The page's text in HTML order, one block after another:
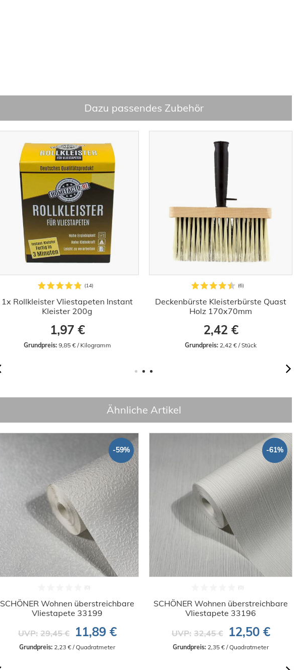
Dazu passendes Zubehör
1x Rollkleister Vliestapeten Instant
Kleister 200g
1,97 €
Grundpreis: 9,85 € / Kilogramm
Deckenbürste Kleisterbürste Quast
Holz 170x70mm
2,42 €
Grundpreis: 2,42 € / Stück
Ähnliche Artikel
-59%
SCHÖNER Wohnen überstreichbare
Vliestapete 33199
UVP: 29,45 € 11,89 €
Grundpreis: 2,23 € / Quadratmeter
-61%
SCHÖNER Wohnen überstreichbare
Vliestapete 33196
UVP: 32,45 € 12,50 €
Grundpreis: 2,35 € / Quadratmeter